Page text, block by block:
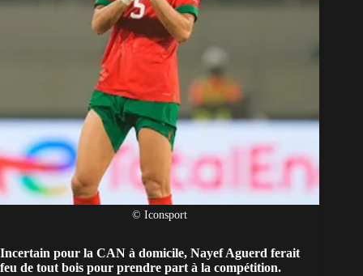
Paris sportifs
© Iconsport
Incertain pour la CAN à domicile, Nayef Aguerd ferait
feu de tout bois pour prendre part à la compétition.